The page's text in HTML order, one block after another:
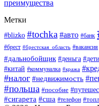
преимущества
Метки
#blizko #tochka #авто #банк
#брест #брестская_область #вакансия
#дальнобойщик #деньга #дети
#китай #коммуналка #кража
#налог #недвижимость
#польша #пособие
#сигарета #сша #телефон